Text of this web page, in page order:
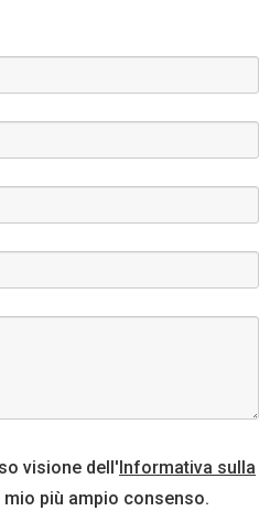
visione dell'Informativa sulla
più ampio consenso.